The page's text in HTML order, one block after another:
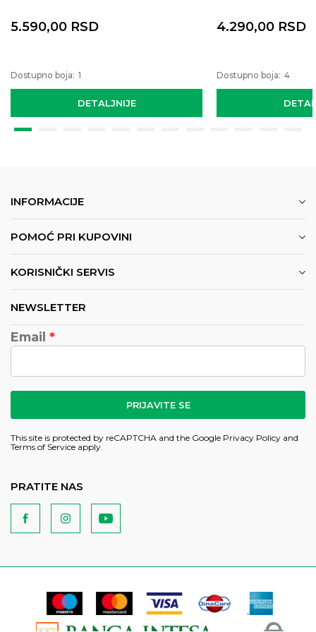
DETALJNIJE
5.590,00 RSD
Dostupno boja: 1
4.290,00 RSD
Dostupno boja: 4
INFORMACIJE
POMOĆ PRI KUPOVINI
KORISNIČKI SERVIS
NEWSLETTER
Email
PRIJAVITE SE
This site is protected by reCAPTCHA and the Google Privacy Policy and
Terms of Service apply.
PRATITE NAS